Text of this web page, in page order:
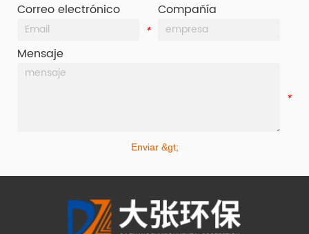
Correo electrónico
*
Compañía
Mensaje
*
Enviar &gt;